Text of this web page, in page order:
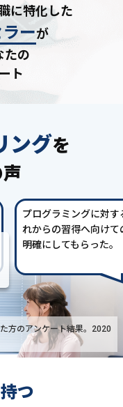
に特化した
ーが
たの
ト
ングを
プログラミングに対
れからの習得へ向け
明確にしてもらった。
方のアンケート結果。2020
つ